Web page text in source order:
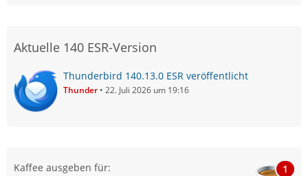
Aktuelle 140 ESR-Version
Thunderbird 140.13.0 ESR veröffentlicht
Thunder 22. Juli 2026 um 19:16
Kaffee ausgeben für: 1